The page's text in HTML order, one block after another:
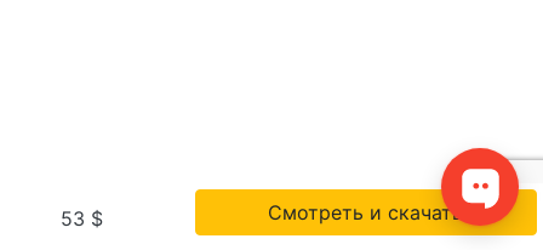
53 $ Смотреть и скачать